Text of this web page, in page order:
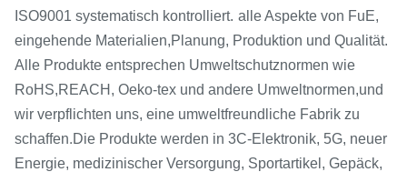
ISO9001 systematisch kontrolliert. alle Aspekte von FuE,
eingehende Materialien,Planung, Produktion und Qualität.
Alle Produkte entsprechen Umweltschutznormen wie
RoHS,REACH, Oeko-tex und andere Umweltnormen,und
wir verpflichten uns, eine umweltfreundliche Fabrik zu
schaffen.Die Produkte werden in 3C-Elektronik, 5G, neuer
Energie, medizinischer Versorgung, Sportartikel, Gepäck,